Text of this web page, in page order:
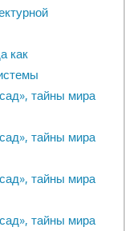
как
тайны мира
тайны мира
тайны мира
тайны мира